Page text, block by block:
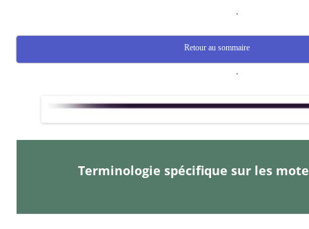
.
Retour au sommaire
.
Terminologie spécifique sur les